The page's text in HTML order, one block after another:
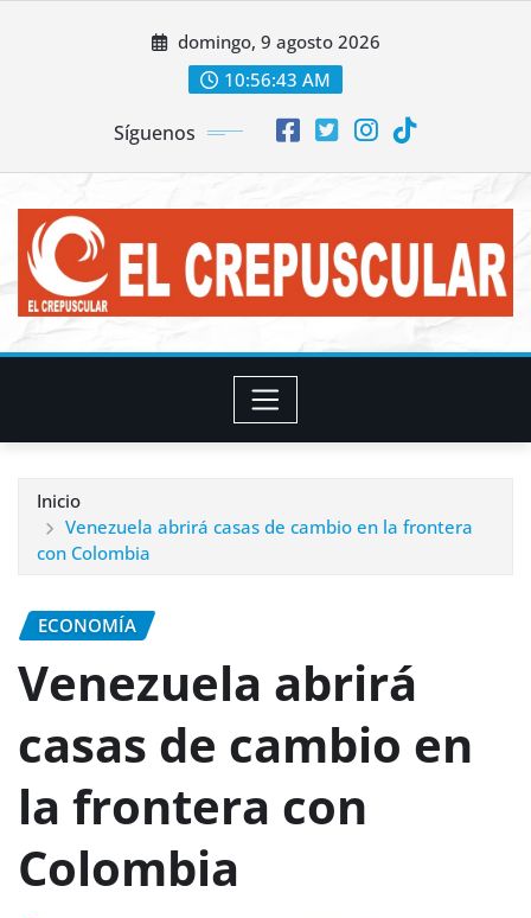
domingo, 9 agosto 2026
10:56:44 AM
Síguenos
Inicio
Venezuela abrirá casas de cambio en la frontera
con Colombia
ECONOMÍA
Venezuela abrirá
casas de cambio en
la frontera con
Colombia